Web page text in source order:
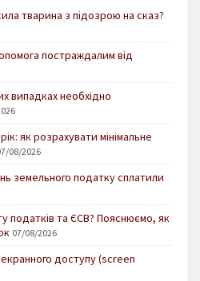
тварина з підозрою на сказ?
постраждалим від
випадках необхідно
як розрахувати мінімальне
08/2026
земельного податку сплатили
податків та ЄСВ? Пояснюємо, як
07/08/2026
доступу (screen